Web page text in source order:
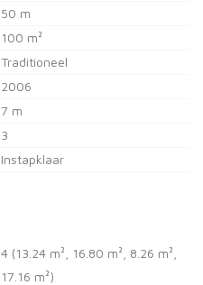
50 m
100 m²
Traditioneel
2006
7 m
3
Instapklaar
4 (13.24 m², 16.80 m², 8.26 m²,
17.16 m²)